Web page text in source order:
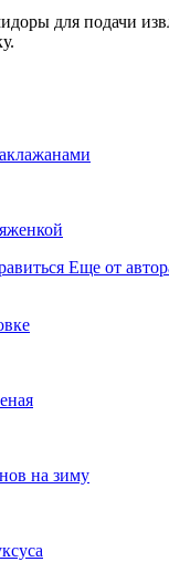
для подачи
Еще от
на зиму